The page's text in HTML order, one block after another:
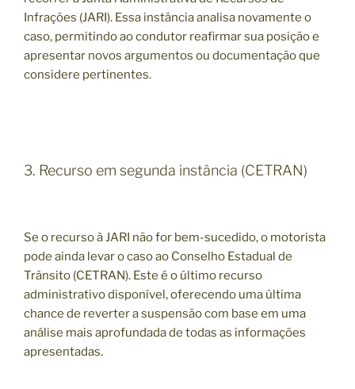
Infrações (JARI). Essa instância analisa novamente o
caso, permitindo ao condutor reafirmar sua posição e
apresentar novos argumentos ou documentação que
considere pertinentes.
3. Recurso em segunda instância (CETRAN)
Se o recurso à JARI não for bem-sucedido, o motorista
pode ainda levar o caso ao Conselho Estadual de
Trânsito (CETRAN). Este é o último recurso
administrativo disponível, oferecendo uma última
chance de reverter a suspensão com base em uma
análise mais aprofundada de todas as informações
apresentadas.